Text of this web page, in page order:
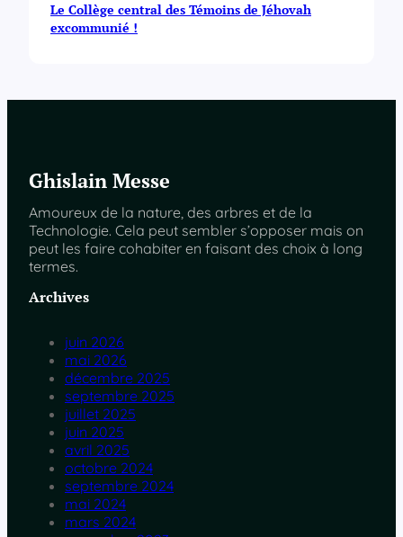
Le Collège central des Témoins de Jéhovah
excommunié !
Ghislain Messe
Amoureux de la nature, des arbres et de la
Technologie. Cela peut sembler s’opposer mais on
peut les faire cohabiter en faisant des choix à long
termes.
Archives
juin 2026
mai 2026
décembre 2025
septembre 2025
juillet 2025
juin 2025
avril 2025
octobre 2024
septembre 2024
mai 2024
mars 2024